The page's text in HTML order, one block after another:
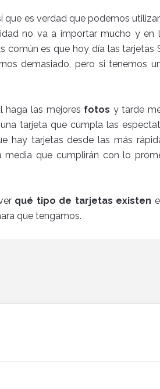
que es verdad que podemos
no va a importar mucho y en
es que hoy día las tarjetas
demasiado, pero si tenemos
haga las mejores fotos y tarde
tarjeta que cumpla las
hay tarjetas desde las más
que cumplirán con lo
qué tipo de tarjetas existen
que tengamos.